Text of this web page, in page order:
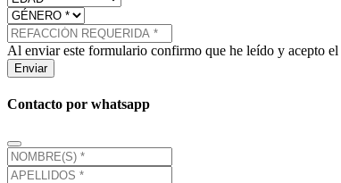
Al enviar este formulario confirmo que he leído y acepto el
Enviar
Contacto por whatsapp